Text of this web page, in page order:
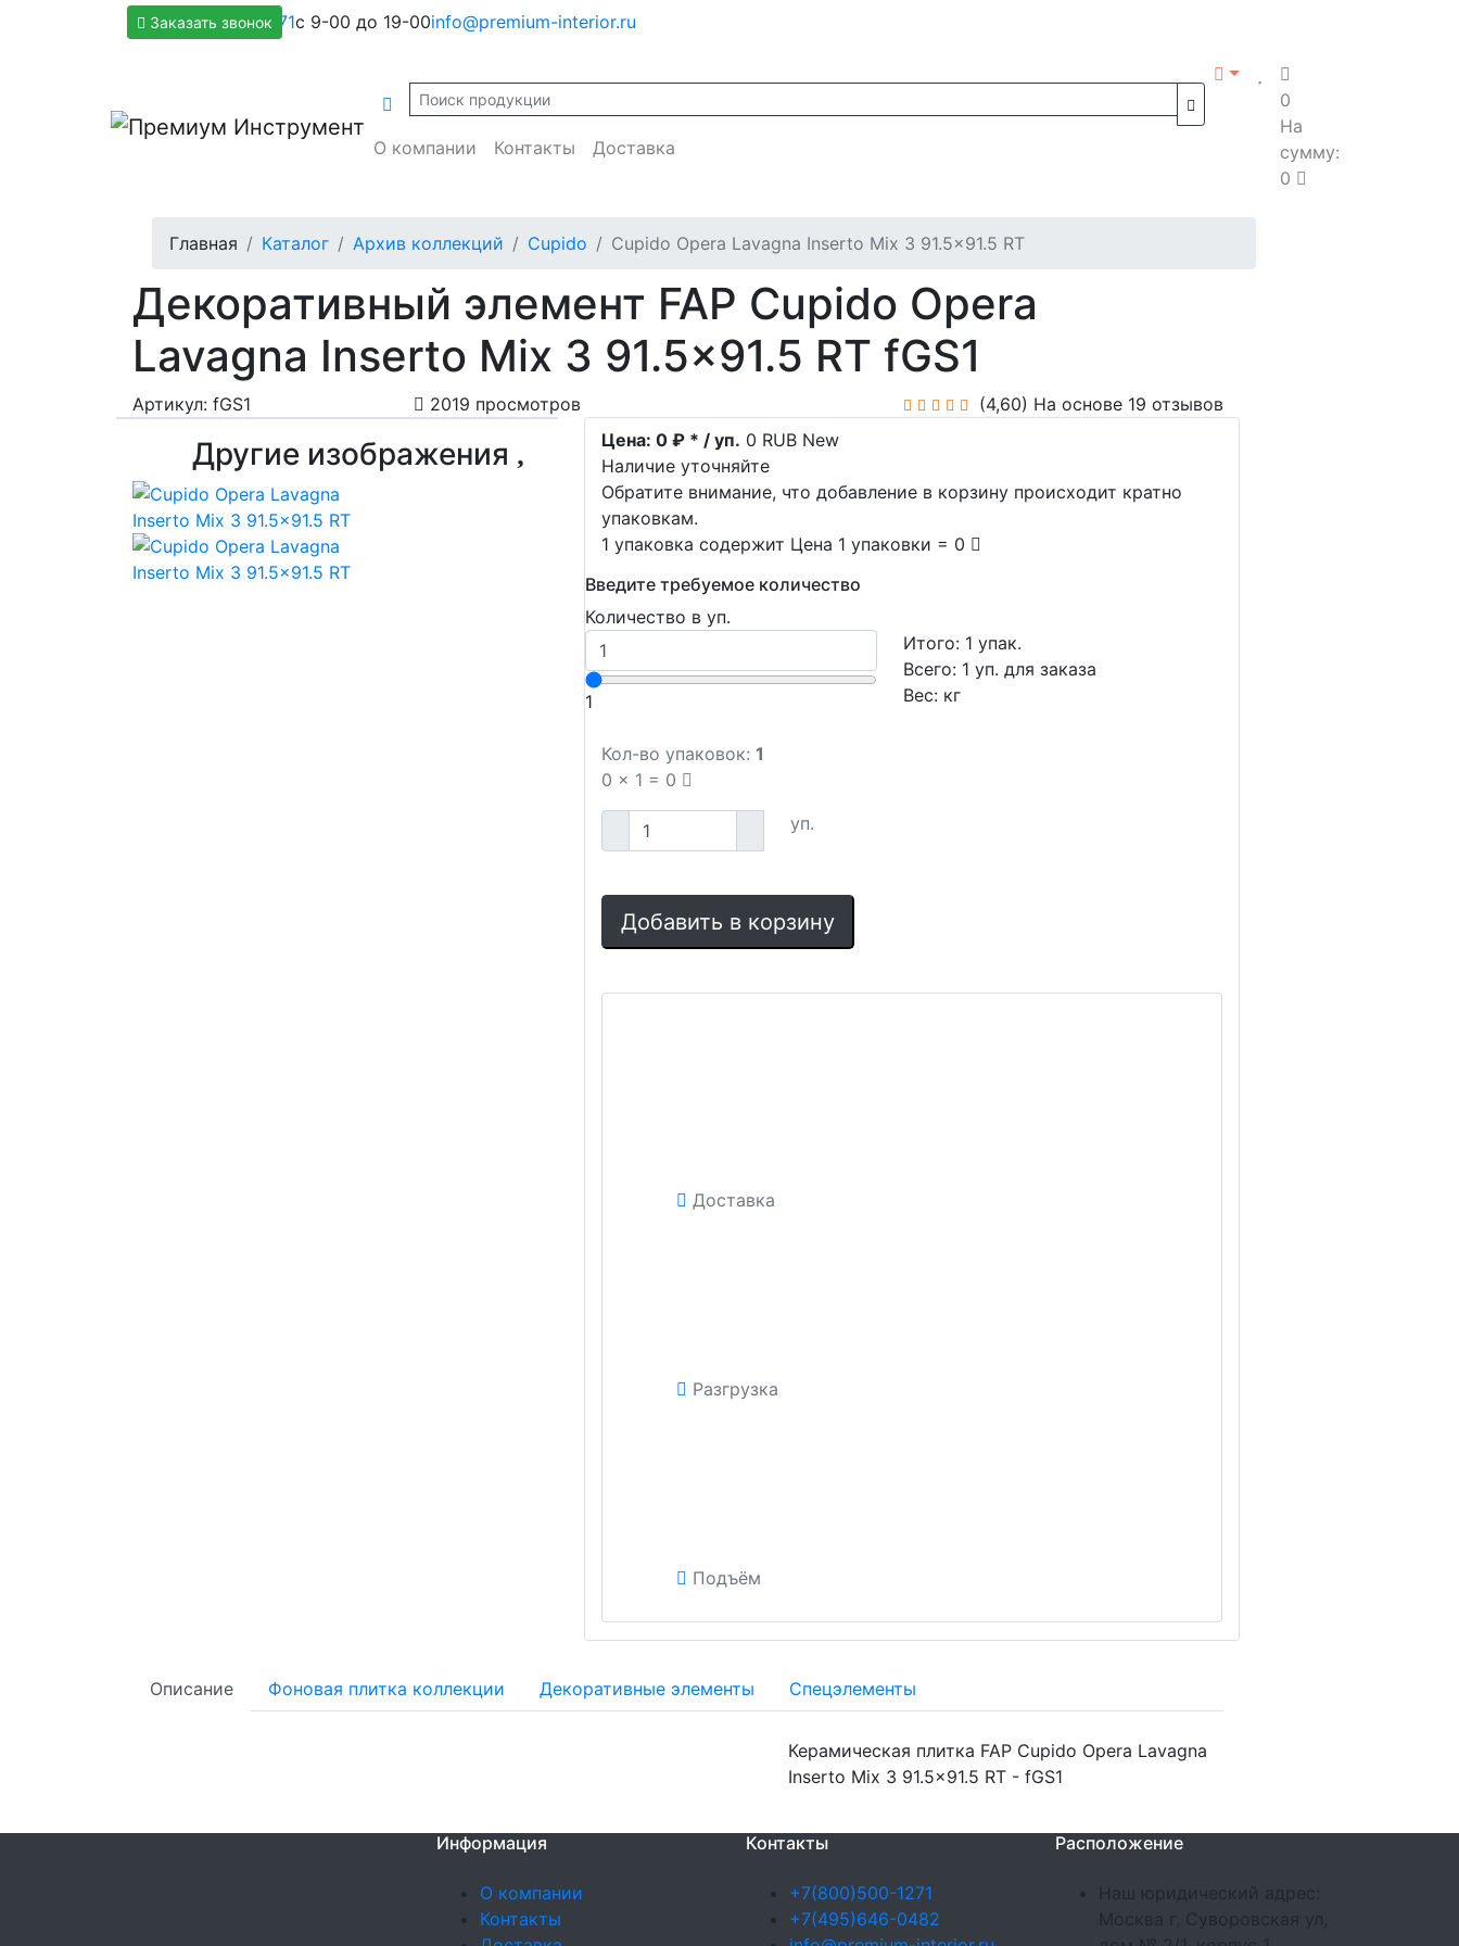
+7(800)500-1271с 9-00 до 19-00info@premium-interior.ru
Заказать звонок
О компании Контакты Доставка
0
На
сумму:
0
Главная Каталог Архив коллекций Cupido Cupido Opera Lavagna Inserto Mix 3 91.5x91.5 RT
Декоративный элемент FAP Cupido Opera
Lavagna Inserto Mix 3 91.5x91.5 RT fGS1
Артикул: fGS1 2019 просмотров (4,60) На основе 19 отзывов
Другие изображения Цена: 0 ₽ * / уп. 0 RUB New
Наличие уточняйте
Обратите внимание, что добавление в корзину происходит кратно
упаковкам.
1 упаковка содержит Цена 1 упаковки = 0
Введите требуемое количество
Количество в уп.
1
Итого: 1 упак.
Всего: 1 уп. для заказа
Вес: кг
Кол-во упаковок: 1
0 x 1 = 0
уп.
Добавить в корзину
Доставка
Разгрузка
Подъём
Описание Фоновая плитка коллекции Декоративные элементы Спецэлементы
Керамическая плитка FAP Cupido Opera Lavagna
Inserto Mix 3 91.5x91.5 RT - fGS1
Информация
О компании
Контакты
Контакты
+7(800)500-1271
+7(495)646-0482
Расположение
Наш юридический адрес:
Москва г, Суворовская ул,